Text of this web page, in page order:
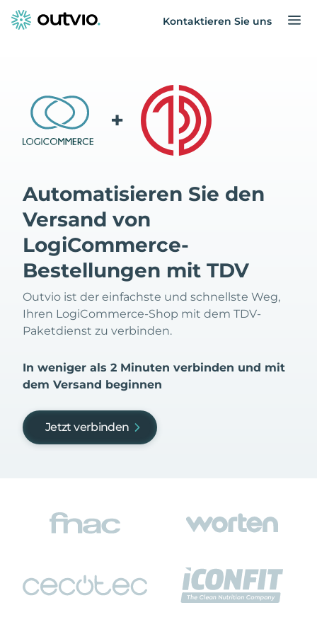
Kontaktieren Sie uns
+
Automatisieren Sie den
Versand von
LogiCommerce-
Bestellungen mit TDV
Outvio ist der einfachste und schnellste Weg,
Ihren LogiCommerce-Shop mit dem TDV-
Paketdienst zu verbinden.
In weniger als 2 Minuten verbinden und mit
dem Versand beginnen
Jetzt verbinden